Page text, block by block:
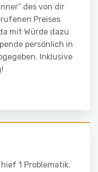
des von dir
Preises
mit Würde dazu
persönlich in
Inklusive
1 Problematik.